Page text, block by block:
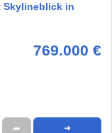
Skylineblick in
769.000 €
➦ ➜